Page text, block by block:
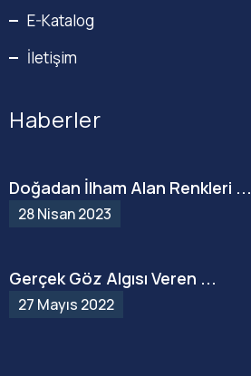
E-Katalog
İletişim
Haberler
Doğadan İlham Alan Renkleri ...
28 Nisan 2023
Gerçek Göz Algısı Veren ...
27 Mayıs 2022